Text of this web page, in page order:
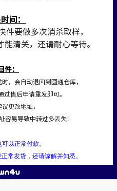
间：
要做多次消杀取样，
清关，还请耐心等待。
：
，会自动退回到圆通仓库，
售后申请重发即可。
更改地址，
容易导致中转过多丢失！
以正常付款。
常发货，还请谅解并知悉。